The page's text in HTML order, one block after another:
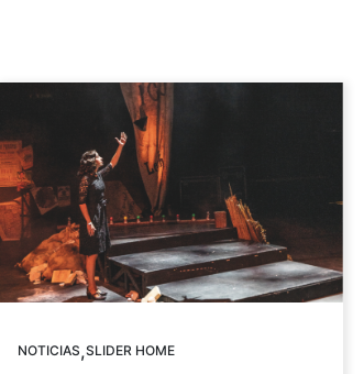
NOTICIAS,SLIDER HOME